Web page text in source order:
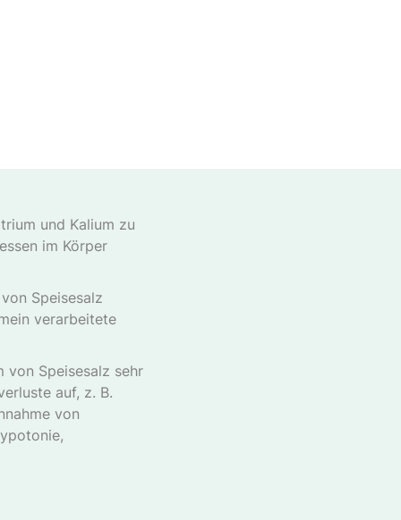
und Kalium zu
im Körper
Speisesalz
verarbeitete
von Speisesalz sehr
auf, z. B.
von